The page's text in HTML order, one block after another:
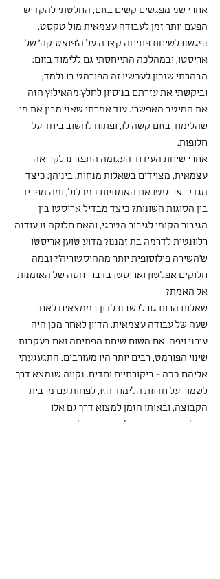
אחרי שני מפגשים קשים בזום, החלטתי להקדיש
הפעם יותר זמן לעבודה עצמאית מול טקסט.
נפגשנו לשיחת פתיחה קצרה על ה'פואטיקה' של
אריסטו, ובמהלכה התייחסתי גם ללימוד בזום:
הבהרתי שנכון לעכשיו זה הפורמט בו נלמד,
וביקשתי את עזרתם בניסיון לחלץ מהאילוץ הזה
את המיטב האפשרי. עוד אמרתי שאני מבין את מי
שהלימוד בזום קשה לו, ופתוח לחשוב ביחד על
חלופות.
אחרי שיחת העידוד העגומה התפזרנו לקריאה
עצמאית, מצוידים בשאלות מנחות. ביניהן: כיצד
מגדיר אריסטו את האמנויות כמכלול, ומה מפריד
בין הסוגות השונות? כיצד מבדיל אריסטו בין
הגיבור הקומי לגיבור הטרגי, והאם חלוקה זו עודנה
רלוונטית לדרמה בת זמננו? מדוע טוען אריסטו
ש'השירה פילוסופית יותר מההיסטוריה'? ובמה
חלוקים אפלטון ואריסטו בדבר יחסה של האומנות
אל האמת?
שאלות הרות גורל! שבנו לדון בממצאים לאחר
שעה של עבודה עצמאית. הדיון לאחר מכן היה
עירני ויפה. אם משום שיחת הפתיחה ואם בעקבות
שינוי הפורמט, רבים יותר היו מעורבים. התגעגעתי
אליהם ככה - ביקורתיים וחדים. נקווה שנמצא דרך
לשמור על חדוות הלימוד הזו, לפחות עם מרבית
הקבוצה, ובאותו הזמן למצוא דרך גם אלו
שהלימוד בזום קשה להם מדי, ואליהם אני עדיין